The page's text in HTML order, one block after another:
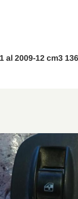
al 2009-12 cm3